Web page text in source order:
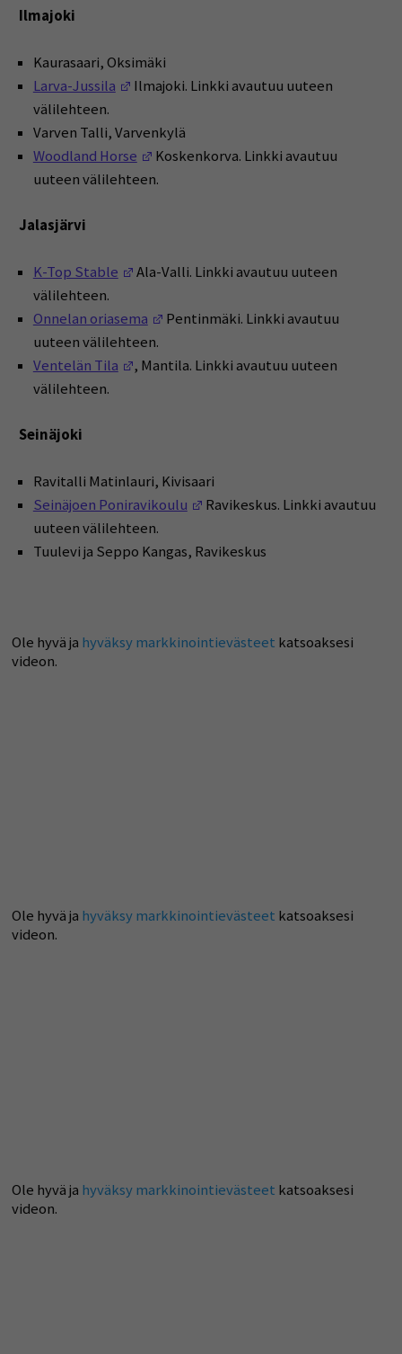
Ilmajoki
Kaurasaari, Oksimäki
Larva-Jussila
(Opens in a new window)
Ilmajoki. Linkki avautuu uuteen
välilehteen.
Varven Talli, Varvenkylä
Woodland Horse
(Opens in a new window)
Koskenkorva. Linkki avautuu
uuteen välilehteen.
Jalasjärvi
K-Top Stable (Opens in a new window)
Ala-Valli. Linkki avautuu uuteen
välilehteen.
Onnelan oriasema
(Opens in a new window)
Pentinmäki. Linkki avautuu
uuteen välilehteen.
Ventelän Tila
(Opens in a new window)
, Mantila. Linkki avautuu uuteen
välilehteen.
Seinäjoki
Ravitalli Matinlauri, Kivisaari
Seinäjoen Poniravikoulu
(Opens in a new window)
Ravikeskus. Linkki avautuu
uuteen välilehteen.
Tuulevi ja Seppo Kangas, Ravikeskus
Ole hyvä ja hyväksy markkinointievästeet katsoaksesi
videon.
Ole hyvä ja hyväksy markkinointievästeet katsoaksesi
videon.
Ole hyvä ja hyväksy markkinointievästeet katsoaksesi
videon.